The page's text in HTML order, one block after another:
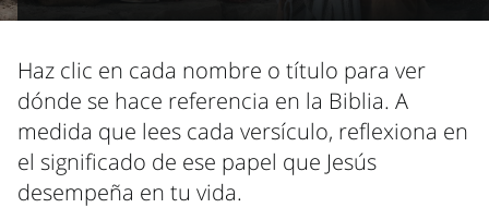
Haz clic en cada nombre o título para ver
dónde se hace referencia en la Biblia. A
medida que lees cada versículo, reflexiona en
el significado de ese papel que Jesús
desempeña en tu vida.